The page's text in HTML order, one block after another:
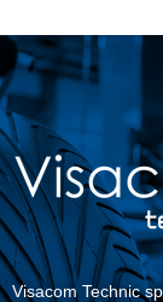
Visacom Technic